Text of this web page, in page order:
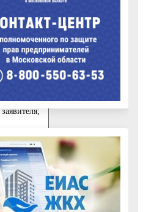
платы
о
ребенка
семьи;
из